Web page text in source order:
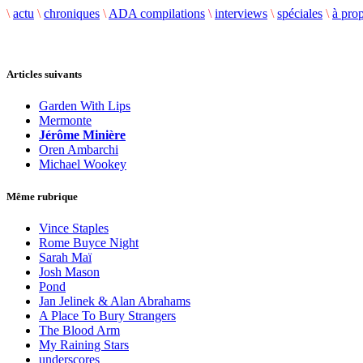
\ actu \ chroniques \ ADA compilations \ interviews \ spéciales \ à
Articles suivants
Garden With Lips
Mermonte
Jérôme Minière
Oren Ambarchi
Michael Wookey
Même rubrique
Vince Staples
Rome Buyce Night
Sarah Maï
Josh Mason
Pond
Jan Jelinek & Alan Abrahams
A Place To Bury Strangers
The Blood Arm
My Raining Stars
underscores